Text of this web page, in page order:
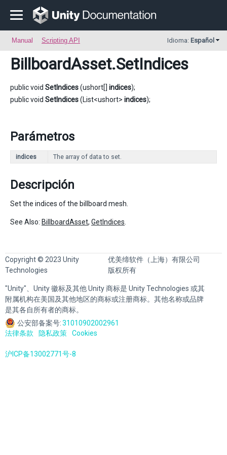
Manual Scripting API Idioma: Español
BillboardAsset.SetIndices
public void SetIndices(ushort[] indices);
public void SetIndices(List<ushort> indices);
Parámetros
indices The array of data to set.
Descripción
Set the indices of the billboard mesh.
See Also: BillboardAsset, GetIndices
Copyright © 2023 Unity
Technologies
优美缔软件（上海）有限公司
版权所有
"Unity"、Unity 徽标及其他 Unity 商标是 Unity Technologies 或其
附属机构在美国及其他地区的商标或注册商标。其他名称或品牌
是其各自所有者的商标。
公安部备案号:31010902002961
法律条款
隐私政策 Cookies
沪ICP备13002771号-8